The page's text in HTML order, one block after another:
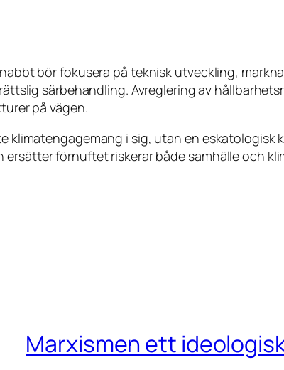
bör fokusera på teknisk utveckling,
särbehandling. Avreglering av
på vägen.
klimatengagemang i sig, utan en eskatologisk
ersätter förnuftet riskerar både samhälle och
Marxismen ett